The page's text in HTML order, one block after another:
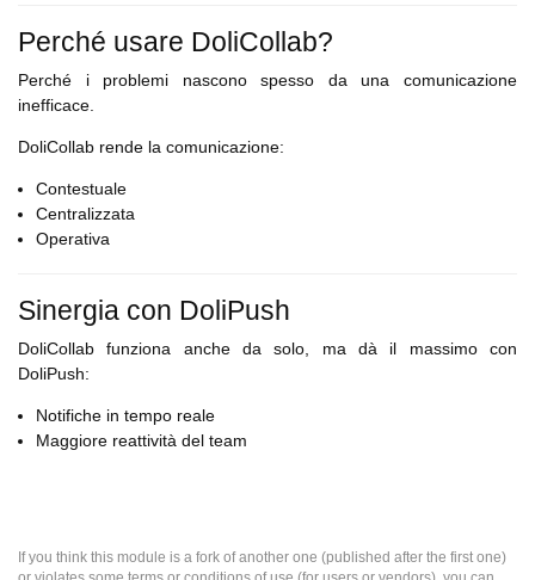
Perché usare DoliCollab?
Perché i problemi nascono spesso da una comunicazione
inefficace.
DoliCollab rende la comunicazione:
Contestuale
Centralizzata
Operativa
Sinergia con DoliPush
DoliCollab funziona anche da solo, ma dà il massimo con
DoliPush:
Notifiche in tempo reale
Maggiore reattività del team
If you think this module is a fork of another one (published after the first one)